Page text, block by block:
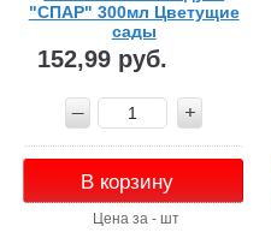
"СПАР" 300мл Цветущие
сады
152,99 руб.
В корзину
Цена за - шт